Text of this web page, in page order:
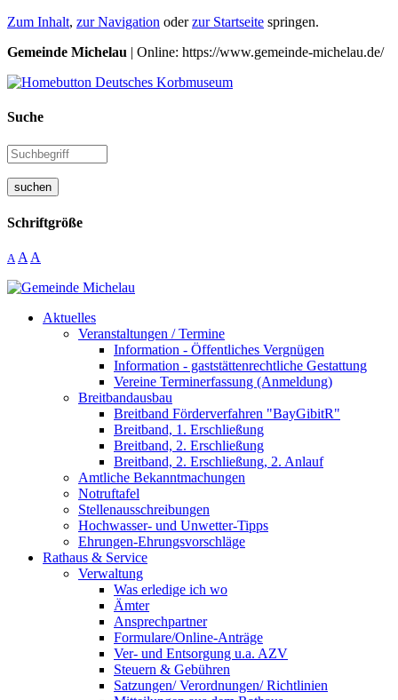
Zum Inhalt, zur Navigation oderzur Startseite springen.
Gemeinde Michelau | Online: https://www.gemeinde-michelau.de/
Suche
suchen
Schriftgröße
A A A
Aktuelles
Veranstaltungen / Termine
Information - Öffentliches Vergnügen
Information - gaststättenrechtliche Gestattung
Vereine Terminerfassung (Anmeldung)
Breitbandausbau
Breitband Förderverfahren "BayGibitR"
Breitband, 1. Erschließung
Breitband, 2. Erschließung
Breitband, 2. Erschließung, 2. Anlauf
Amtliche Bekanntmachungen
Notruftafel
Stellenausschreibungen
Hochwasser- und Unwetter-Tipps
Ehrungen-Ehrungsvorschläge
Rathaus & Service
Verwaltung
Was erledige ich wo
Ämter
Ansprechpartner
Formulare/Online-Anträge
Ver- und Entsorgung u.a. AZV
Steuern & Gebühren
Satzungen/ Verordnungen/ Richtlinien